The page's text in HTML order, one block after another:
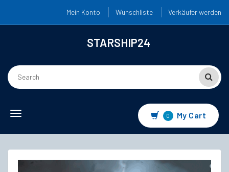
Mein Konto Wunschliste Verkäufer werden
STARSHIP24
Toggle
0 My Cart